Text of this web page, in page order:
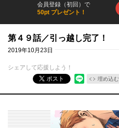
会員登録（初回）で
50pt プレゼント！
第４９話／引っ越し完了！
2019年10月23日
シェアして応援しよう！
ポスト
埋め込む